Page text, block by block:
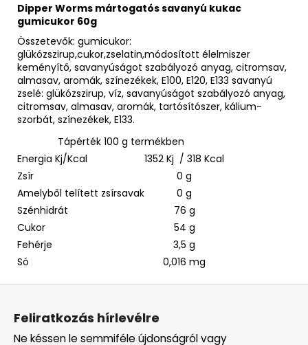
Dipper Worms mártogatós savanyú kukac
gumicukor 60g
Összetevők: gumicukor:
glükózszirup,cukor,zselatin,módosított élelmiszer
keményítő, savanyúságot szabályozó anyag, citromsav,
almasav, aromák, színezékek, E100, E120, E133 savanyú
zselé: glükózszirup, víz, savanyúságot szabályozó anyag,
citromsav, almasav, aromák, tartósítószer, kálium-
szorbát, színezékek, E133.
Tápérték 100 g termékben
Energia Kj/Kcal
1352 Kj / 318 Kcal
Zsír
0 g
Amelyből telített zsírsavak
0 g
Szénhidrát
76 g
Cukor
54 g
Fehérje
3,5 g
Só
0,016 mg
L
Feliratkozás hírlevélre
Ne késsen le semmiféle újdonságról vagy